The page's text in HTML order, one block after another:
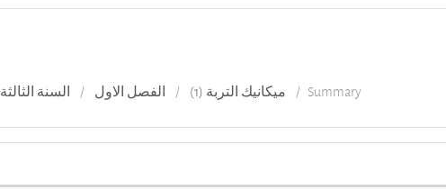
السنة الثالثة الفصل الاول ميكانيك التربة (1) Summary